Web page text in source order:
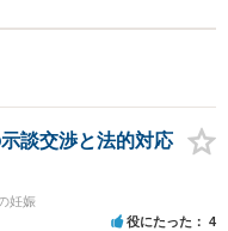
交渉力」を
の笑顔を取
り組みま
談交渉と法的対応
妊娠
役にたった 4